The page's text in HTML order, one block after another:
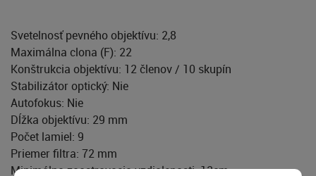
Svetelnosť pevného objektívu: 2,8
Maximálna clona (F): 22
Konštrukcia objektívu: 12 členov / 10 skupín
Stabilizátor optický: Nie
Autofokus: Nie
Dĺžka objektívu: 29 mm
Počet lamiel: 9
Priemer filtra: 72 mm
Minimálna zaostrovacia vzdialenosti: 12cm